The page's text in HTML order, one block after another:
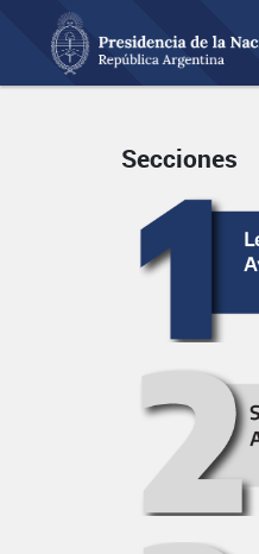
Secciones